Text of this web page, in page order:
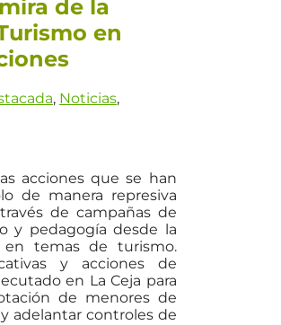
de la
en
, Noticias,
acciones que se han
de manera represiva
de campañas de
y pedagogía desde la
en temas de turismo.
y acciones de
en La Ceja para
de menores de
adelantar controles de